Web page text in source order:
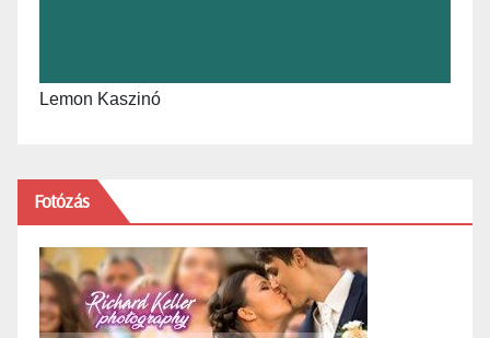
Lemon Kaszinó
Fotózás